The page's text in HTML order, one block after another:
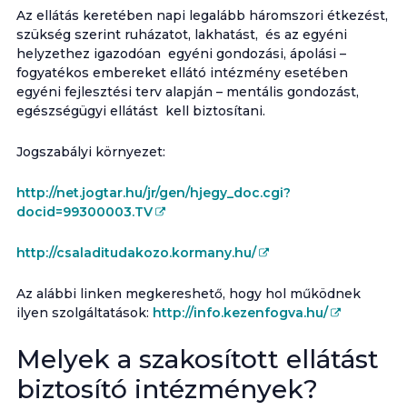
Az ellátás keretében napi legalább háromszori étkezést,
szükség szerint ruházatot, lakhatást, és az egyéni
helyzethez igazodóan egyéni gondozási, ápolási –
fogyatékos embereket ellátó intézmény esetében
egyéni fejlesztési terv alapján – mentális gondozást,
egészségügyi ellátást kell biztosítani.
Jogszabályi környezet:
http://net.jogtar.hu/jr/gen/hjegy_doc.cgi?
docid=99300003.TV
http://csaladitudakozo.kormany.hu/
Az alábbi linken megkereshető, hogy hol működnek
ilyen szolgáltatások: http://info.kezenfogva.hu/
Melyek a szakosított ellátást
biztosító intézmények?